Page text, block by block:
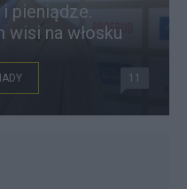
pieniądze.
wisi na włosku
11